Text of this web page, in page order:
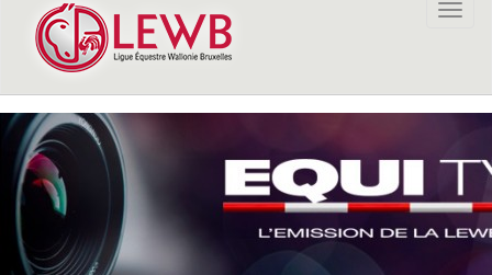
contenu
principal